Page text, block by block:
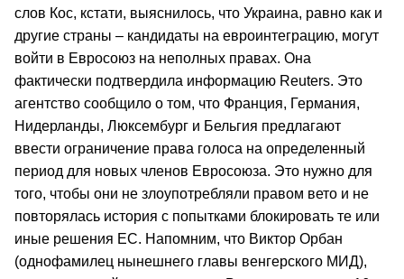
слов Кос, кстати, выяснилось, что Украина, равно как и
другие страны – кандидаты на евроинтеграцию, могут
войти в Евросоюз на неполных правах. Она
фактически подтвердила информацию Reuters. Это
агентство сообщило о том, что Франция, Германия,
Нидерланды, Люксембург и Бельгия предлагают
ввести ограничение права голоса на определенный
период для новых членов Евросоюза. Это нужно для
того, чтобы они не злоупотребляли правом вето и не
повторялась история с попытками блокировать те или
иные решения ЕС. Напомним, что Виктор Орбан
(однофамилец нынешнего главы венгерского МИД),